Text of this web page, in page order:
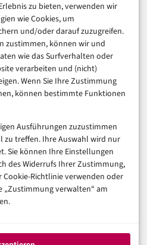
zu bieten, verwenden wir
wie Cookies, um
und/oder darauf zuzugreifen.
zustimmen, können wir und
wie das Surfverhalten oder
verarbeiten und (nicht)
Wenn Sie Ihre Zustimmung
können bestimmte Funktionen
Ausführungen zuzustimmen
zu treffen. Ihre Auswahl wird nur
Sie können Ihre Einstellungen
des Widerrufs Ihrer Zustimmung,
Cookie-Richtlinie verwenden oder
„Zustimmung verwalten“ am